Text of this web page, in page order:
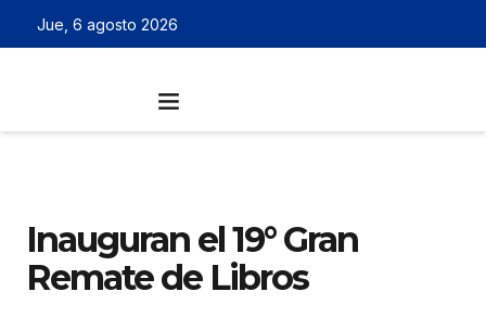
Jue, 6 agosto 2026
Inauguran el 19° Gran
Remate de Libros